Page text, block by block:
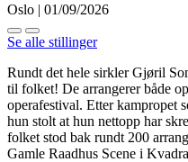
Oslo | 01/09/2026
Se alle stillinger
Rundt det hele sirkler Gjøril
til folket! De arrangerer både
operafestival. Etter kampropet
hun stolt at hun nettopp har
folket stod bak rundt 200
Gamle Raadhus Scene i